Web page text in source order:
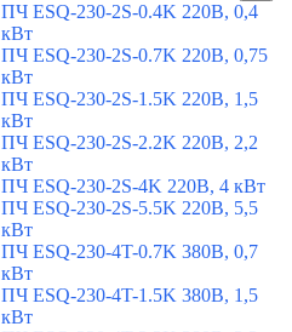
ПЧ ESQ-230-2S-0.4K 220В, 0,4
кВт
ПЧ ESQ-230-2S-0.7K 220В, 0,75
кВт
ПЧ ESQ-230-2S-1.5K 220В, 1,5
кВт
ПЧ ESQ-230-2S-2.2K 220В, 2,2
кВт
ПЧ ESQ-230-2S-4K 220В, 4 кВт
ПЧ ESQ-230-2S-5.5K 220В, 5,5
кВт
ПЧ ESQ-230-4T-0.7K 380В, 0,7
кВт
ПЧ ESQ-230-4T-1.5K 380В, 1,5
кВт